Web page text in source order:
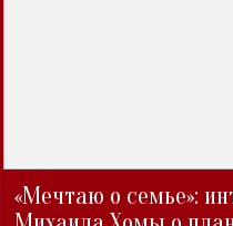
«Мечтаю о семье»: